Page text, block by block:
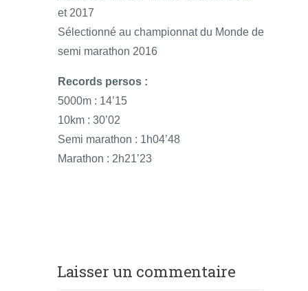
et 2017
Sélectionné au championnat du Monde de
semi marathon 2016
Records persos :
5000m : 14’15
10km : 30’02
Semi marathon : 1h04’48
Marathon : 2h21’23
Laisser un commentaire